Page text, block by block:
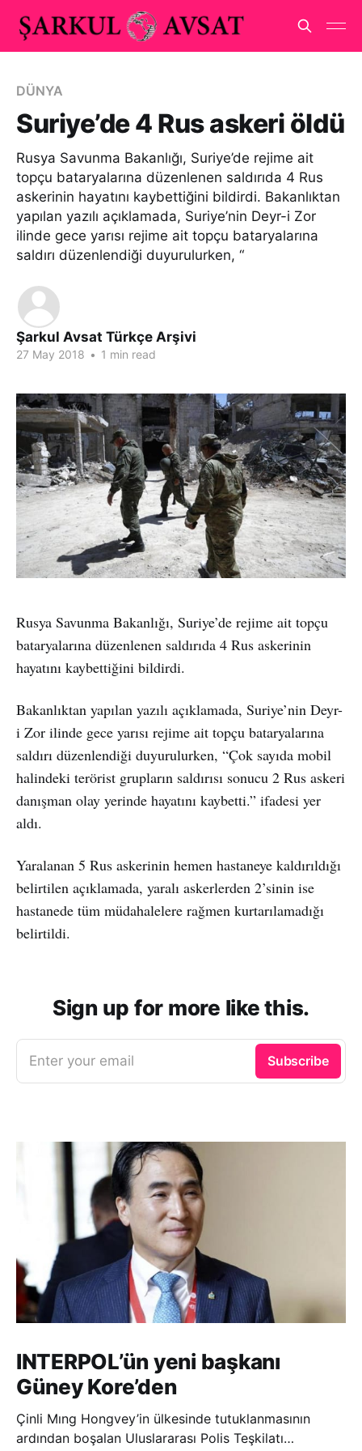
DÜNYA
Suriye’de 4 Rus askeri öldü
Rusya Savunma Bakanlığı, Suriye’de rejime ait
topçu bataryalarına düzenlenen saldırıda 4 Rus
askerinin hayatını kaybettiğini bildirdi. Bakanlıktan
yapılan yazılı açıklamada, Suriye’nin Deyr-i Zor
ilinde gece yarısı rejime ait topçu bataryalarına
saldırı düzenlendiği duyurulurken, “
Şarkul Avsat Türkçe Arşivi
27 May 2018 • 1 min read
Rusya Savunma Bakanlığı, Suriye’de rejime ait topçu
bataryalarına düzenlenen saldırıda 4 Rus askerinin
hayatını kaybettiğini bildirdi.
Bakanlıktan yapılan yazılı açıklamada, Suriye’nin Deyr-
i Zor ilinde gece yarısı rejime ait topçu bataryalarına
saldırı düzenlendiği duyurulurken, “Çok sayıda mobil
halindeki terörist grupların saldırısı sonucu 2 Rus askeri
danışman olay yerinde hayatını kaybetti.” ifadesi yer
aldı.
Yaralanan 5 Rus askerinin hemen hastaneye kaldırıldığı
belirtilen açıklamada, yaralı askerlerden 2’sinin ise
hastanede tüm müdahalelere rağmen kurtarılamadığı
belirtildi.
Sign up for more like this.
Enter your email Subscribe
INTERPOL’ün yeni başkanı
Güney Kore’den
Çinli Mıng Hongvey’in ülkesinde tutuklanmasının
ardından boşalan Uluslararası Polis Teşkilatı